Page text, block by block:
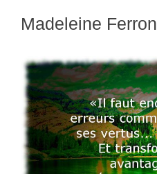
Madeleine Ferron